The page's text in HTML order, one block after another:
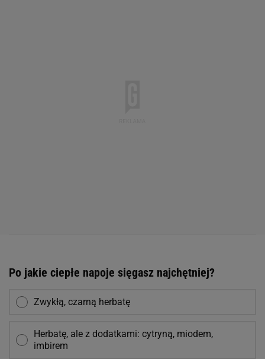
Po jakie ciepłe napoje sięgasz najchętniej?
Zwykłą, czarną herbatę
Herbatę, ale z dodatkami: cytryną, miodem,
imbirem